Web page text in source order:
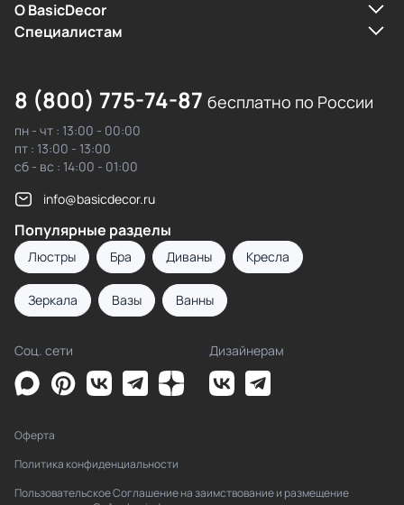
О BasicDecor
Cпециалистам
8 (800) 775-74-87 бесплатно по России
пн - чт : 13:00 - 00:00
пт : 13:00 - 13:00
сб - вс : 14:00 - 01:00
info@basicdecor.ru
Популярные разделы
Люстры Бра Диваны Кресла
Зеркала Вазы Ванны
Соц. сети Дизайнерам
Оферта
Политика конфиденциальности
Пользовательское Соглашение на заимствование и размещение